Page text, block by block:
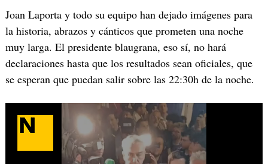
Joan Laporta y todo su equipo han dejado imágenes para
la historia, abrazos y cánticos que prometen una noche
muy larga. El presidente blaugrana, eso sí, no hará
declaraciones hasta que los resultados sean oficiales, que
se esperan que puedan salir sobre las 22:30h de la noche.